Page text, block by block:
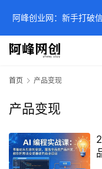
首页 产品变现
产品变现
阿峰创业网：新手打破